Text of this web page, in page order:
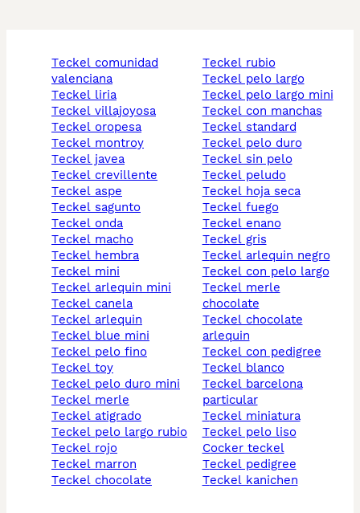
teckel comunidad
valenciana
teckel liria
teckel villajoyosa
teckel oropesa
teckel montroy
teckel javea
teckel crevillente
teckel aspe
teckel sagunto
teckel onda
teckel macho
teckel hembra
teckel mini
teckel arlequin mini
teckel canela
teckel arlequin
teckel blue mini
teckel pelo fino
teckel toy
teckel pelo duro mini
teckel merle
teckel atigrado
teckel pelo largo rubio
teckel rojo
teckel marron
teckel chocolate
teckel rubio
teckel pelo largo
teckel pelo largo mini
teckel con manchas
teckel standard
teckel pelo duro
teckel sin pelo
teckel peludo
teckel hoja seca
teckel fuego
teckel enano
teckel gris
teckel arlequin negro
teckel con pelo largo
teckel merle
chocolate
teckel chocolate
arlequin
teckel con pedigree
teckel blanco
teckel barcelona
particular
teckel miniatura
teckel pelo liso
cocker teckel
teckel pedigree
teckel kanichen